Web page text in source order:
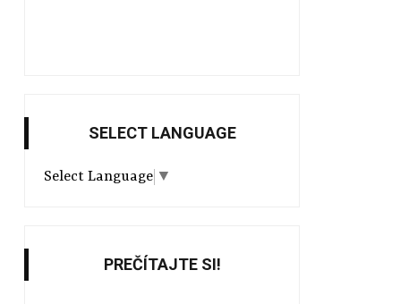
SELECT LANGUAGE
Select Language ▼
PREČÍTAJTE SI!